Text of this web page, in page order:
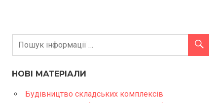
НОВІ МАТЕРІАЛИ
Будівництво складських комплексів